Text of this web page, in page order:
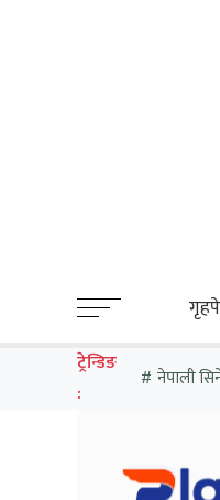
ट्रेन्डिङ
:
नेपाली